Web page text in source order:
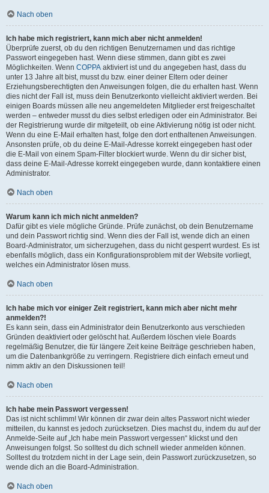
Nach oben
Ich habe mich registriert, kann mich aber nicht anmelden!
Überprüfe zuerst, ob du den richtigen Benutzernamen und das richtige
Passwort eingegeben hast. Wenn diese stimmen, dann gibt es zwei
Möglichkeiten. Wenn COPPA aktiviert ist und du angegeben hast, dass du
unter 13 Jahre alt bist, musst du bzw. einer deiner Eltern oder deiner
Erziehungsberechtigten den Anweisungen folgen, die du erhalten hast. Wenn
dies nicht der Fall ist, muss dein Benutzerkonto vielleicht aktiviert werden. Bei
einigen Boards müssen alle neu angemeldeten Mitglieder erst freigeschaltet
werden – entweder musst du dies selbst erledigen oder ein Administrator. Bei
der Registrierung wurde dir mitgeteilt, ob eine Aktivierung nötig ist oder nicht.
Wenn du eine E-Mail erhalten hast, folge den dort enthaltenen Anweisungen.
Ansonsten prüfe, ob du deine E-Mail-Adresse korrekt eingegeben hast oder
die E-Mail von einem Spam-Filter blockiert wurde. Wenn du dir sicher bist,
dass deine E-Mail-Adresse korrekt eingegeben wurde, dann kontaktiere einen
Administrator.
Nach oben
Warum kann ich mich nicht anmelden?
Dafür gibt es viele mögliche Gründe. Prüfe zunächst, ob dein Benutzername
und dein Passwort richtig sind. Wenn dies der Fall ist, wende dich an einen
Board-Administrator, um sicherzugehen, dass du nicht gesperrt wurdest. Es ist
ebenfalls möglich, dass ein Konfigurationsproblem mit der Website vorliegt,
welches ein Administrator lösen muss.
Nach oben
Ich habe mich vor einiger Zeit registriert, kann mich aber nicht mehr
anmelden?!
Es kann sein, dass ein Administrator dein Benutzerkonto aus verschieden
Gründen deaktiviert oder gelöscht hat. Außerdem löschen viele Boards
regelmäßig Benutzer, die für längere Zeit keine Beiträge geschrieben haben,
um die Datenbankgröße zu verringern. Registriere dich einfach erneut und
nimm aktiv an den Diskussionen teil!
Nach oben
Ich habe mein Passwort vergessen!
Das ist nicht schlimm! Wir können dir zwar dein altes Passwort nicht wieder
mitteilen, du kannst es jedoch zurücksetzen. Dies machst du, indem du auf der
Anmelde-Seite auf „Ich habe mein Passwort vergessen“ klickst und den
Anweisungen folgst. So solltest du dich schnell wieder anmelden können.
Solltest du trotzdem nicht in der Lage sein, dein Passwort zurückzusetzen, so
wende dich an die Board-Administration.
Nach oben